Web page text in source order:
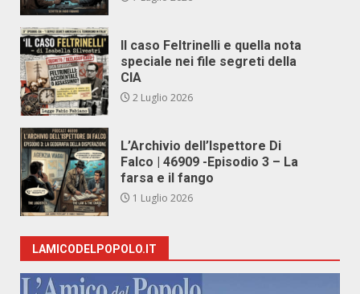
Il caso Feltrinelli e quella nota
speciale nei file segreti della
CIA
2 Luglio 2026
L’Archivio dell’Ispettore Di
Falco | 46909 -Episodio 3 – La
farsa e il fango
1 Luglio 2026
LAMICODELPOPOLO.IT